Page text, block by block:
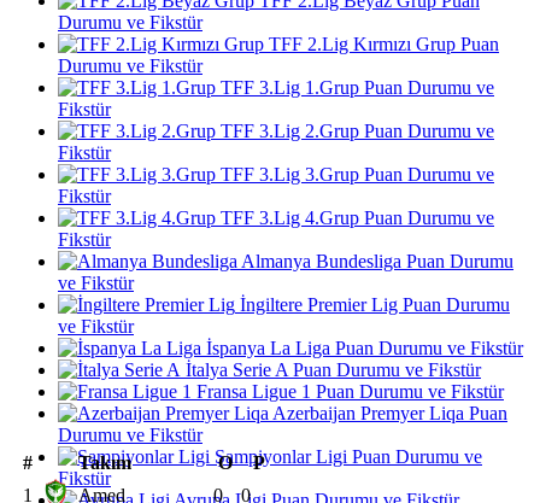
Durumu ve Fikstür
TFF 2.Lig Kırmızı Grup Puan
Durumu ve Fikstür
TFF 3.Lig 1.Grup Puan Durumu ve
Fikstür
TFF 3.Lig 2.Grup Puan Durumu ve
Fikstür
TFF 3.Lig 3.Grup Puan Durumu ve
Fikstür
TFF 3.Lig 4.Grup Puan Durumu ve
Fikstür
Almanya Bundesliga Puan Durumu
ve Fikstür
İngiltere Premier Lig Puan Durumu
ve Fikstür
İspanya La Liga Puan Durumu ve Fikstür
İtalya Serie A Puan Durumu ve Fikstür
Fransa Ligue 1 Puan Durumu ve Fikstür
Azerbaijan Premyer Liqa Puan
Durumu ve Fikstür
Şampiyonlar Ligi Puan Durumu ve
Fikstür
# Takım O
P
1
Amed 0
0